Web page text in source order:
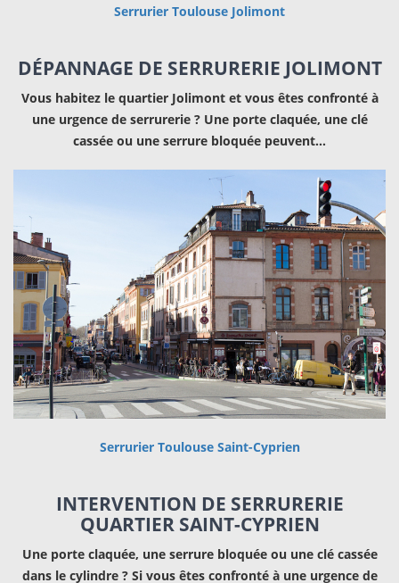
Serrurier Toulouse Jolimont
DÉPANNAGE DE SERRURERIE JOLIMONT
Vous habitez le quartier Jolimont et vous êtes confronté à
une urgence de serrurerie ? Une porte claquée, une clé
cassée ou une serrure bloquée peuvent…
Serrurier Toulouse Saint-Cyprien
INTERVENTION DE SERRURERIE
QUARTIER SAINT-CYPRIEN
Une porte claquée, une serrure bloquée ou une clé cassée
dans le cylindre ? Si vous êtes confronté à une urgence de